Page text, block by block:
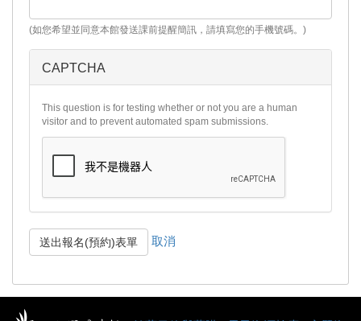
(如您希望並同意本館發送課前提醒簡訊，請填寫您的手機號碼。)
CAPTCHA
This question is for testing whether or not you are a human
visitor and to prevent automated spam submissions.
送出報名(預約)表單 取消